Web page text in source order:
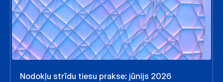
Nodokļu strīdu tiesu prakse: jūnijs 2026